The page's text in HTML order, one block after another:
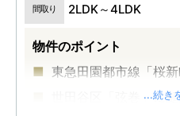
間取り 2LDK～4LDK
物件のポイント
東急田園都市線「桜
世田谷区「弦巻」に
...続き